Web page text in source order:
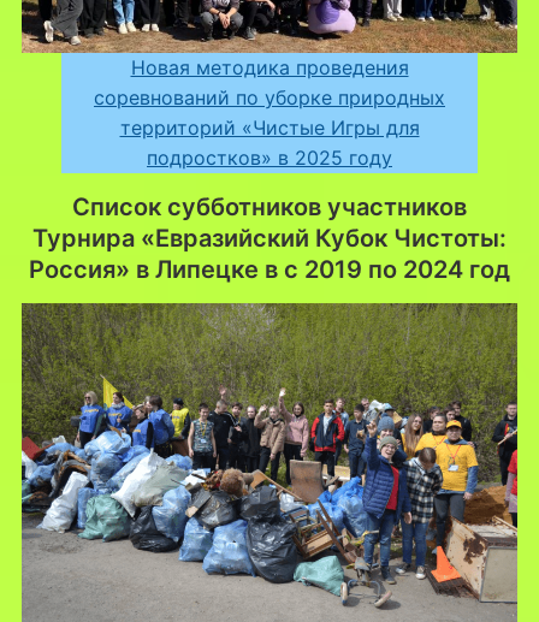
Новая методика проведения
соревнований по уборке природных
территорий «Чистые Игры для
подростков» в 2025 году
Список субботников участников
Турнира «Евразийский Кубок Чистоты:
Россия» в Липецке в с 2019 по 2024 год